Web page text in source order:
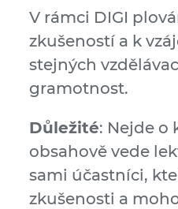
V rámci DIGI
zkušeností a k
stejných
gramotnost.
Důležité: Nejde o
obsahově vede
sami účastníci,
zkušenosti a